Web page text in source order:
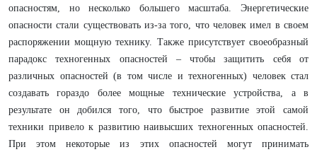
опасностям, но несколько большего масштаба. Энергетические
опасности стали существовать из-за того, что человек имел в своем
распоряжении мощную технику. Также присутствует своеобразный
парадокс техногенных опасностей – чтобы защитить себя от
различных опасностей (в том числе и техногенных) человек стал
создавать гораздо более мощные технические устройства, а в
результате он добился того, что быстрое развитие этой самой
техники привело к развитию наивысших техногенных опасностей.
При этом некоторые из этих опасностей могут принимать